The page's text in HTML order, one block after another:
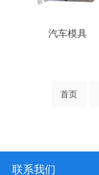
汽车模具
首页
联系我们